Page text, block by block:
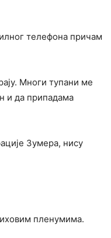
телефона причам
Многи тупани ме
и да припадама
Зумера, нису
пленумима.